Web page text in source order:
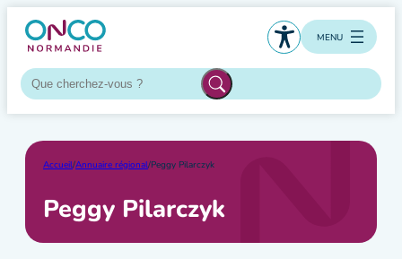
Aller
contenu
MENU
Accueil/Annuaire régional/Peggy Pilarczyk
Peggy Pilarczyk